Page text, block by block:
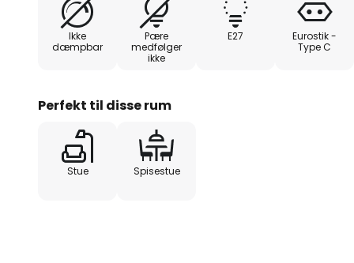
Ikke
dæmpbar
Pære
medfølger
ikke
E27
Eurostik -
Type C
Perfekt til disse rum
Stue Spisestue